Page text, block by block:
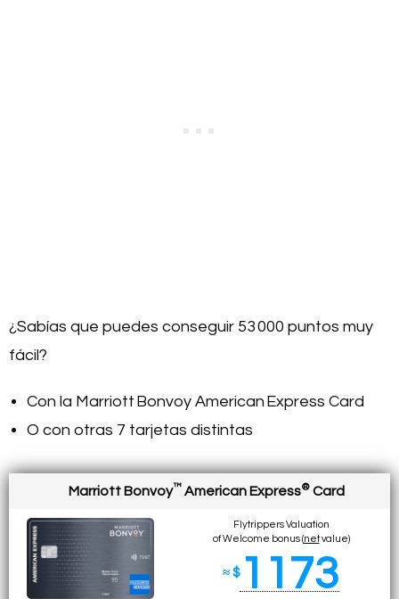
¿Sabías que puedes conseguir 53 000 puntos muy
fácil?
Con la Marriott Bonvoy American Express Card
O con otras 7 tarjetas distintas
Marriott Bonvoy™ American Express® Card
Flytrippers Valuation
of Welcome bonus (netvalue)
≈ $1173